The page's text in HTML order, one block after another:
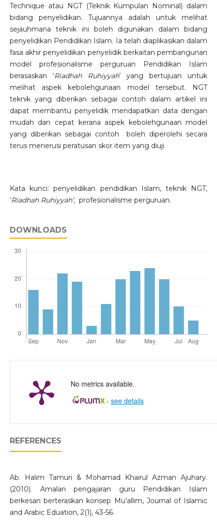
Technique atau NGT (Teknik Kumpulan Nominal) dalam
bidang penyelidikan. Tujuannya adalah untuk melihat
sejauhmana teknik ini boleh digunakan dalam bidang
penyelidikan Pendidikan Islam. Ia telah diaplikasikan dalam
fasa akhir penyelidikan penyelidik berkaitan pembangunan
model profesionalisme perguruan Pendidikan Islam
berasaskan ‘Riadhah Ruhiyyah’ yang bertujuan untuk
melihat aspek kebolehgunaan model tersebut. NGT
teknik yang diberikan sebagai contoh dalam artikel ini
dapat membantu penyelidik mendapatkan data dengan
mudah dan cepat kerana aspek kebolehgunaan model
yang diberikan sebagai contoh boleh diperolehi secara
terus menerusi peratusan skor item yang diuji.
Kata kunci: penyelidikan pendidikan Islam, teknik NGT,
‘Riadhah Ruhiyyah’, profesionalisme perguruan.
DOWNLOADS
No metrics available.
- see details
REFERENCES
Ab. Halim Tamuri & Mohamad Khairul Azman Ajuhary.
(2010). Amalan pengajaran guru Pendidikan Islam
berkesan berteraskan konsep Mu’allim, Journal of Islamic
and Arabic Eduation, 2(1), 43-56.